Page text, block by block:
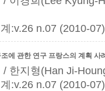
:v.26 n.07 (2010-07)
조에 관한 연구 프랑스의 계획 사
/ 한지형(Han Ji-
:v.26 n.07 (2010-07)